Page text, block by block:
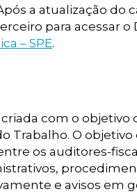
a atualização do
para acessar o
– SPE.
com o
Trabalho. O
os auditores-
e avisos em